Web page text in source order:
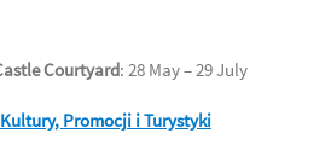
Courtyard: 28 May – 29 July
Promocji i Turystyki